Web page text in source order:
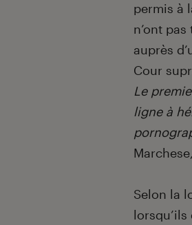
permis à
n’ont
auprès
Cour
Le
ligne à
Selon la